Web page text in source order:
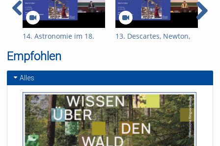
14. Astronomie im 18.
13. Descartes, Newton,
Empfohlen
Alles